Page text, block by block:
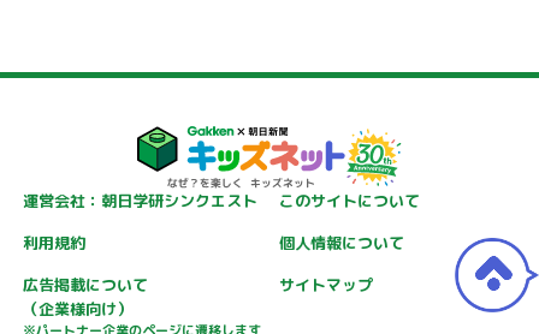
運営会社：朝日学研シンクエスト
このサイトについて
利用規約
個人情報について
広告掲載について
（企業様向け）
サイトマップ